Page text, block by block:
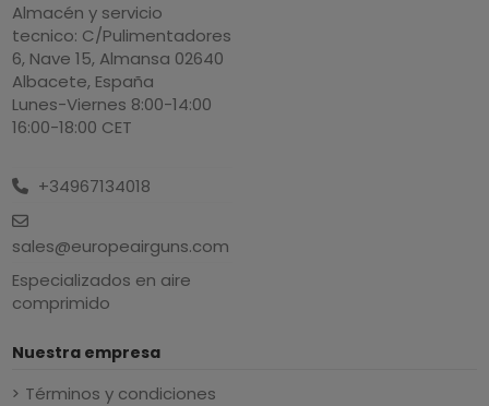
Almacén y servicio
tecnico: C/Pulimentadores
6, Nave 15, Almansa 02640
Albacete, España
Lunes-Viernes 8:00-14:00
16:00-18:00 CET
+34967134018
sales@europeairguns.com
Especializados en aire
comprimido
Nuestra empresa
Términos y condiciones